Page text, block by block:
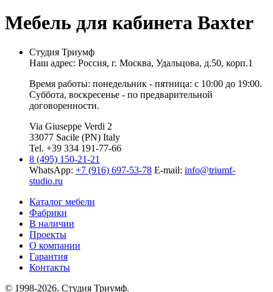
Мебель для кабинета Baxter
Студия Триумф
Наш адрес: Россия, г. Москва, Удальцова, д.50, корп.1
Время работы: понедельник - пятница: с 10:00 до 19:00.
Суббота, воскресенье - по предварительной
договоренности.
Via Giuseppe Verdi 2
33077 Sacile (PN) Italy
Tel. +39 334 191-77-66
8 (495) 150-21-21
WhatsApp: +7 (916) 697-53-78 E-mail: info@triumf-
studio.ru
Каталог мебели
Фабрики
В наличии
Проекты
О компании
Гарантия
Контакты
© 1998-2026. Студия Триумф.